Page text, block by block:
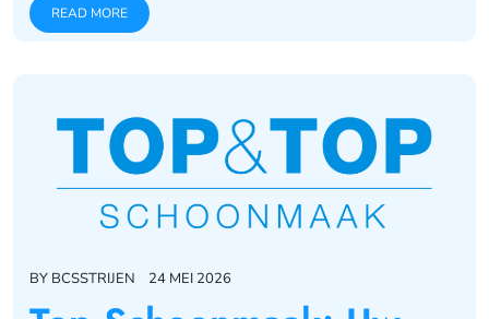
READ MORE
BY BCSSTRIJEN 24 MEI 2026